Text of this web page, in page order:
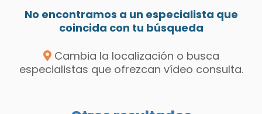
No encontramos a un especialista que
coincida con tu búsqueda
Cambia la localización o busca
especialistas que ofrezcan vídeo consulta.